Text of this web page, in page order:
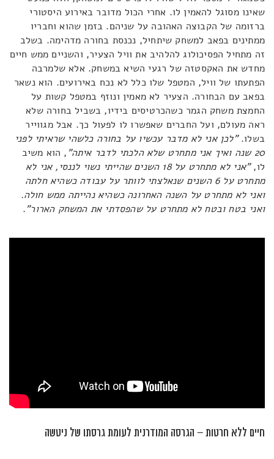
שאינו מסוגל להאמין לו. אחרי הכול מדובר באירוע היסטורי
ברזומה של הקבוצה האהובה על שניהם. בזמן שהוא וחבריו
ממתינים בפאב למשחק שיתחיל, נכנסת בחורה מדהימה. בשלב
זה מתחיל הפסיכולוג להלהיב את וויל הצעיר, והשניים ממש חיים
מחדש את האקסטזה של רגעי השיא במשחק. אלא שלמרבה
הפתעתו של וויל, המטפל שלו כלל לא נכח באירועים. הוא נשאר
בפאב עם הבחורה. הצעיר לא מאמין ונוזף במטפל קשות על
החמצת משחק הגמר כשהכרטיסים בידיו, בשביל בחורה שלא
ראה מעולם, ועל החברים שאפשרו לו לפעול כך. אבל מגווייר
בשלו."לכן אני לא מדבר עכשיו על בחורה כלשהי שראיתי לפני
20 שנה ואיך אני מתחרט שלא הלכתי לדבר איתה"
, הוא משיב
לו,
"אני לא מתחרט על 18 השנים שהייתי נשוי לננסי, אני לא
מתחרט על 6 השנים שנאלצתי לוותר על עבודה כשהיא חלתה
ואני לא מתחרט על השנה האחרונה כשהיא נהייתה ממש חולה.
ואני בטח ובטח לא מתחרט על שהפסדתי את המשחק הארור".
חיים ללא חרטות – הגרסה המודרנית לעומת גרסתו של ניטשה